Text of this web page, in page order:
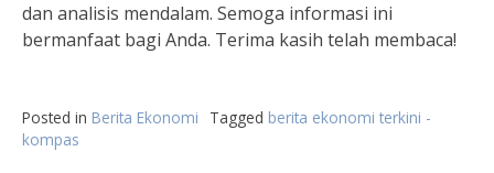
dan analisis mendalam. Semoga informasi ini
bermanfaat bagi Anda. Terima kasih telah membaca!
Posted in Berita Ekonomi Tagged berita ekonomi terkini -
kompas